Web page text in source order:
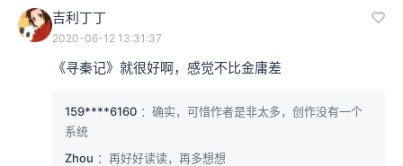
吉利丁丁
2020-06-12 13:31:37
《寻秦记》就很好啊，感觉不比金庸差
159****6160 ：确实，可惜作者是非太多，创作没有一个
系统
Zhou ：再好好读读，再多想想